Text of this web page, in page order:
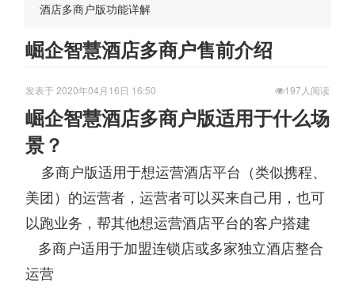
酒店多商户版功能详解
崛企智慧酒店多商户售前介绍
发表于 2020年04月16日 16:50 197人阅读
崛企智慧酒店多商户版适用于什么场
景？
多商户版适用于想运营酒店平台（类似携程、
美团）的运营者，运营者可以买来自己用，也可
以跑业务，帮其他想运营酒店平台的客户搭建
多商户适用于加盟连锁店或多家独立酒店整合
运营